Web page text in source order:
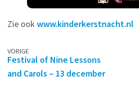
Zie ook www.kinderkerstnacht.nl
Berichtennavigatie
VORIGE
Festival of Nine Lessons
and Carols – 13 december